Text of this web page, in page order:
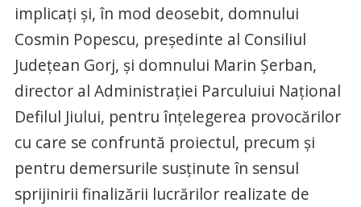
implicați și, în mod deosebit, domnului
Cosmin Popescu, președinte al Consiliul
Județean Gorj, și domnului Marin Șerban,
director al Administrației Parculuiui Național
Defilul Jiului, pentru înțelegerea provocărilor
cu care se confruntă proiectul, precum și
pentru demersurile susținute în sensul
sprijinirii finalizării lucrărilor realizate de